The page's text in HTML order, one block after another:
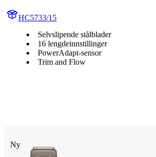
HC5733/15
Selvslipende stålblader
16 lengdeinnstillinger
PowerAdapt-sensor
Trim and Flow
Ny